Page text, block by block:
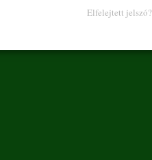
Elfelejtett jelszó?